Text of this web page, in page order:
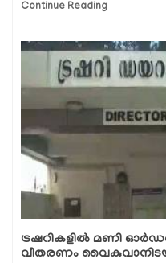
Continue Reading
ട്രഷറികളില്‍ മണി
വീതരണം